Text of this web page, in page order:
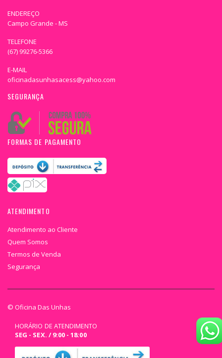
ENDEREÇO
Campo Grande - MS
TELEFONE
(67) 99276-5366
E-MAIL
oficinadasunhasacess@yahoo.com
SEGURANÇA
FORMAS DE PAGAMENTO
ATENDIMENTO
Atendimento ao Cliente
Quem Somos
Termos de Venda
Segurança
© Oficina Das Unhas
HORÁRIO DE ATENDIMENTO
SEG - SEX. / 9:00 - 18:00